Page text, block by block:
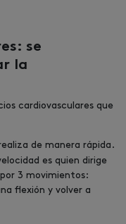
se
la
cardiovasculares que
de manera rápida.
es quien dirige
3 movimientos:
flexión y volver a